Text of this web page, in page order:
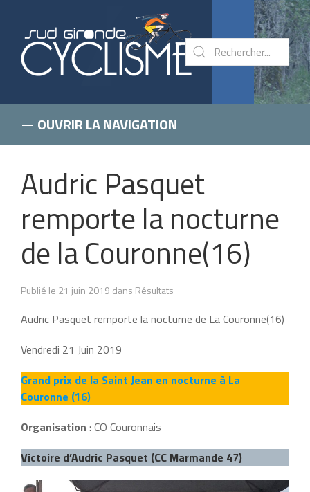
OUVRIR LA NAVIGATION
Audric Pasquet
remporte la nocturne
de la Couronne(16)
Publié le 21 juin 2019 dans Résultats
Audric Pasquet remporte la nocturne de La Couronne(16)
Vendredi 21 Juin 2019
Grand prix de la Saint Jean en nocturne à La
Couronne (16)
Organisation : CO Couronnais
Victoire d’Audric Pasquet (CC Marmande 47)